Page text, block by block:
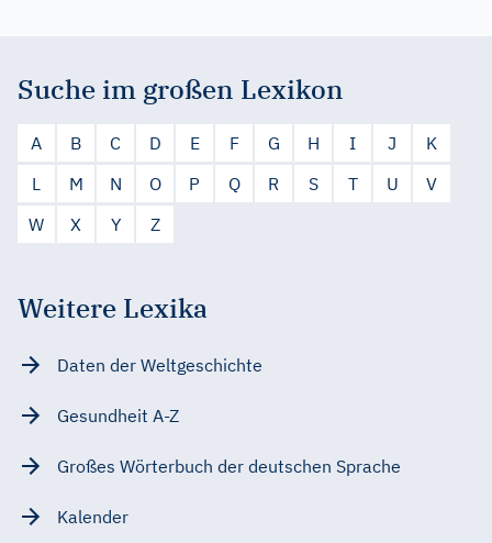
Suche im großen Lexikon
A B C D E F G H I J
K
L
M N O P Q R S T U
V
W
X Y Z
Weitere Lexika
Daten der Weltgeschichte
Gesundheit A-Z
Großes Wörterbuch der deutschen Sprache
Kalender